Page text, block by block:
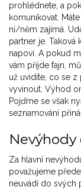
prohlédnete, a
komunikovat.
ní/něm zajímá.
partner je.
napoví. A pokud
vám přijde fajn,
už uvidíte, co se
vyvinout. Výhod
Pojďme se však
seznamování
Za hlavní
považujeme
neuvádí do svých